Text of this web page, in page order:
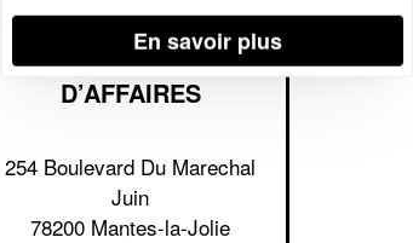
ENTREPRISE
QUARTIERS
D’AFFAIRES
254 Boulevard Du Marechal
Juin
78200 Mantes-la-Jolie
En savoir plus